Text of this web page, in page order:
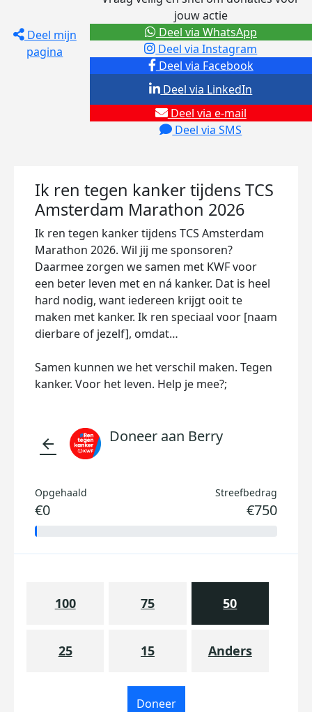
Deel mijn
pagina
jouw actie
Deel via Facebook
Deel via Instagram
Deel via e-mail
Deel via SMS
Deel via LinkedIn
Deel via WhatsApp
Ik ren tegen kanker tijdens TCS
Amsterdam Marathon 2026
Ik ren tegen kanker tijdens TCS Amsterdam
Marathon 2026. Wil jij me sponsoren?
Daarmee zorgen we samen met KWF voor
een beter leven met en ná kanker. Dat is heel
hard nodig, want iedereen krijgt ooit te
maken met kanker. Ik ren speciaal voor [naam
dierbare of jezelf], omdat…
Samen kunnen we het verschil maken. Tegen
kanker. Voor het leven. Help je mee?;
arrow_back Doneer aan Berry
Opgehaald
€0
Streefbedrag
€750
100 75 50
25 15 Anders
Doneer